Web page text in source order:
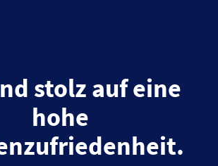
stolz auf eine
hohe